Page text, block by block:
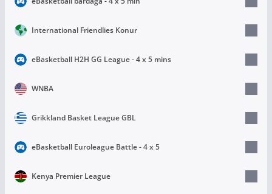
International Friendlies Konur
eBasketball H2H GG League - 4 x 5 mins
WNBA
Grikkland Basket League GBL
eBasketball Euroleague Battle - 4 x 5
Kenya Premier League